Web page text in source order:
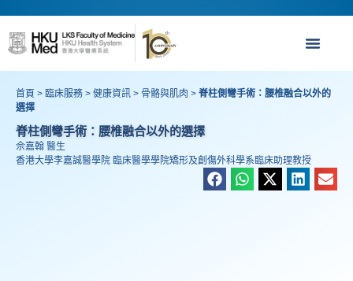
首頁 > 臨床服務 > 健康資訊 > 骨骼與肌肉 > 脊柱側彎手術：腰椎融合以外的
選擇
脊柱側彎手術：腰椎融合以外的選擇
佘嘉翰 醫生
香港大學李嘉誠醫學院 臨床醫學學院矯形及創傷外科學系臨床助理教授